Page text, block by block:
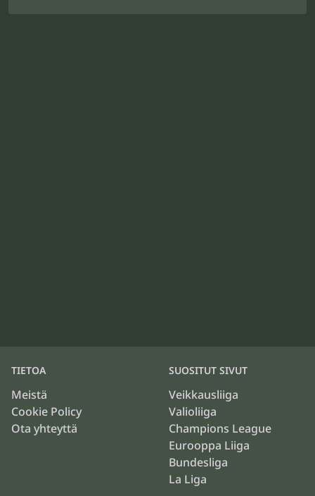
TIETOA
Meistä
Cookie Policy
Ota yhteyttä
SUOSITUT SIVUT
Veikkausliiga
Valioliiga
Champions League
Eurooppa Liiga
Bundesliga
La Liga